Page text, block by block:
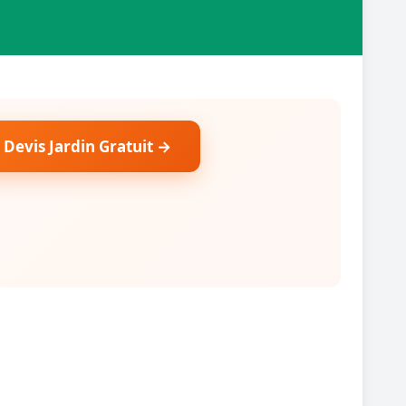
Jardin Gratuit →